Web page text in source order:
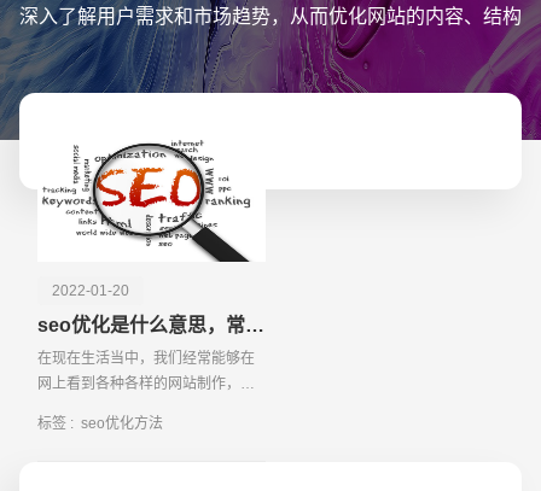
深入了解用户需求和市场趋势，从而优化网站的内容、结构
和链接。具体而言，我们可以针对性地优化关键词密度和分
布，提升网站的内容质量和相关性；优化网站的URL结构
和内部链接，提高页面的可访问性和用户体验；同时，通过
上所述，SEO优化方法需要依托聚合数据信息，不断分析
和调整策略，以实现网站在搜索引擎中的持续优化和提升。
2022-01-20
seo优化是什么意思，常用方法有哪些
在现在生活当中，我们经常能够在
网上看到各种各样的网站制作，由
仅能够通过自助建站的方式来完成
标签 : seo优化方法
请输入您的公司名称
电话